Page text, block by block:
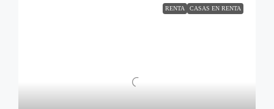
RENTA CASAS EN RENTA